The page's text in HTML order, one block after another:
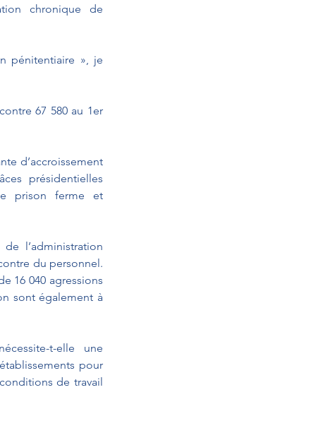
chronique de
pénitentiaire », je
67 580 au 1er
d’accroissement
présidentielles
prison ferme et
l’administration
du personnel.
16 040 agressions
sont également à
t-elle une
pour
de travail